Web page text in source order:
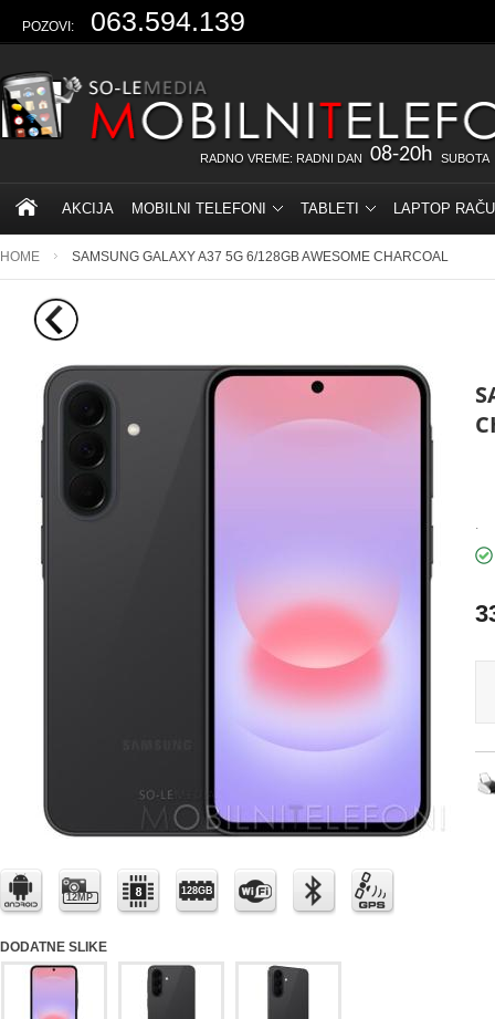
POZOVI: 063.594.139
RADNO VREME: RADNI DAN 08-20h SUBOTA
AKCIJA MOBILNI TELEFONI TABLETI LAPTOP
HOME SAMSUNG GALAXY A37 5G 6/128GB AWESOME CHARCOAL
12MP
128GB
DODATNE SLIKE
.